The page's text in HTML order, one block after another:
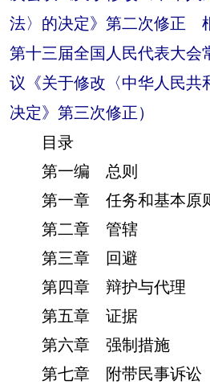
法〉的决定》第二次修正
第十三届全国人民代表大会
议《关于修改〈中华人民共
决定》第三次修正）
目录
第一编 总则
第一章 任务和基本原
第二章 管辖
第三章 回避
第四章 辩护与代理
第五章 证据
第六章 强制措施
第七章 附带民事诉讼